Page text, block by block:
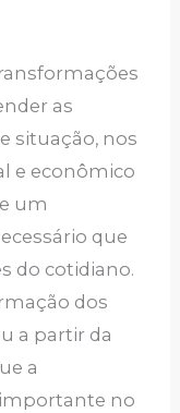
as
situação, nos
e econômico
um
que
do cotidiano.
dos
a partir da
a
no